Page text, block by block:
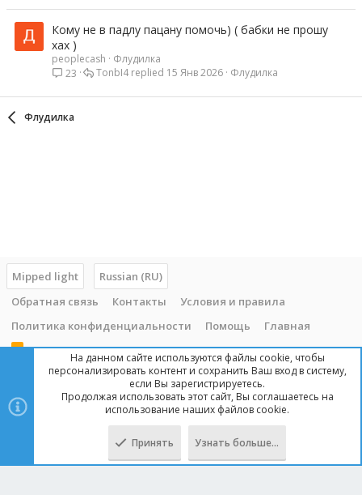
Кому не в падлу пацану помочь) ( бабки не прошу
хах )
peoplecash
Флудилка
23
Флудилка
15 Янв 2026
TonbI4
Флудилка
Mipped light
Russian (RU)
Обратная связь
Контакты
Условия и правила
Политика конфиденциальности
Помощь Главная
R
Copyright © 2014 - 2025, mipped.com. Все права защищены. При
копировании материала с сайта, обратная ссылка обязательна!
На данном сайте используются файлы cookie, чтобы
персонализировать контент и сохранить Ваш вход в систему,
если Вы зарегистрируетесь.
Продолжая использовать этот сайт, Вы соглашаетесь на
использование наших файлов cookie.
Принять Узнать больше…